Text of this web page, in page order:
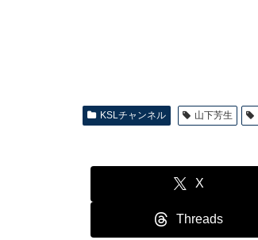
KSLチャンネル 山下芳生
X
Threads